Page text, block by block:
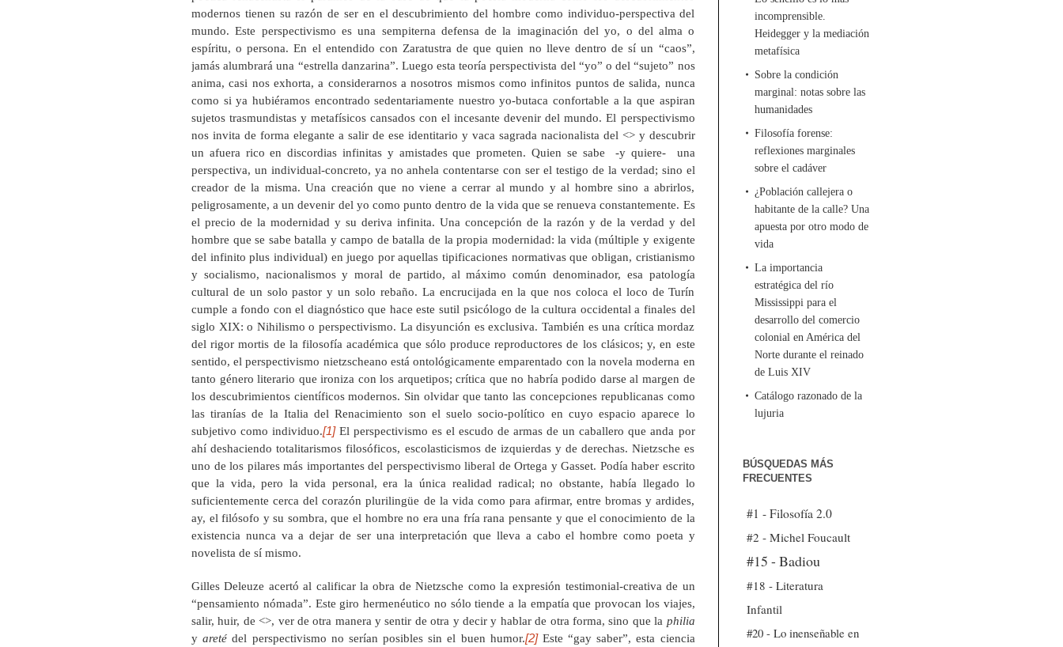
modernos tienen su razón de ser en el descubrimiento del hombre como individuo-perspectiva del
mundo. Este perspectivismo es una sempiterna defensa de la imaginación del yo, o del alma o
espíritu, o persona. En el entendido con Zaratustra de que quien no lleve dentro de sí un “caos”,
jamás alumbrará una “estrella danzarina”. Luego esta teoría perspectivista del “yo” o del “sujeto” nos
anima, casi nos exhorta, a considerarnos a nosotros mismos como infinitos puntos de salida, nunca
como si ya hubiéramos encontrado sedentariamente nuestro yo-butaca confortable a la que aspiran
sujetos trasmundistas y metafísicos cansados con el incesante devenir del mundo. El perspectivismo
nos invita de forma elegante a salir de ese identitario y vaca sagrada nacionalista del <> y descubrir
un afuera rico en discordias infinitas y amistades que prometen. Quien se sabe -y quiere- una
perspectiva, un individual-concreto, ya no anhela contentarse con ser el testigo de la verdad; sino el
creador de la misma. Una creación que no viene a cerrar al mundo y al hombre sino a abrirlos,
peligrosamente, a un devenir del yo como punto dentro de la vida que se renueva constantemente. Es
el precio de la modernidad y su deriva infinita. Una concepción de la razón y de la verdad y del
hombre que se sabe batalla y campo de batalla de la propia modernidad: la vida (múltiple y exigente
del infinito plus individual) en juego por aquellas tipificaciones normativas que obligan, cristianismo
y socialismo, nacionalismos y moral de partido, al máximo común denominador, esa patología
cultural de un solo pastor y un solo rebaño. La encrucijada en la que nos coloca el loco de Turín
cumple a fondo con el diagnóstico que hace este sutil psicólogo de la cultura occidental a finales del
siglo XIX: o Nihilismo o perspectivismo. La disyunción es exclusiva. También es una crítica mordaz
del rigor mortis de la filosofía académica que sólo produce reproductores de los clásicos; y, en este
sentido, el perspectivismo nietzscheano está ontológicamente emparentado con la novela moderna en
tanto género literario que ironiza con los arquetipos; crítica que no habría podido darse al margen de
los descubrimientos científicos modernos. Sin olvidar que tanto las concepciones republicanas como
las tiranías de la Italia del Renacimiento son el suelo socio-político en cuyo espacio aparece lo
subjetivo como individuo.[1]El perspectivismo es el escudo de armas de un caballero que anda por
ahí deshaciendo totalitarismos filosóficos, escolasticismos de izquierdas y de derechas. Nietzsche es
uno de los pilares más importantes del perspectivismo liberal de Ortega y Gasset. Podía haber escrito
que la vida, pero la vida personal, era la única realidad radical; no obstante, había llegado lo
suficientemente cerca del corazón plurilingüe de la vida como para afirmar, entre bromas y ardides,
ay, el filósofo y su sombra, que el hombre no era una fría rana pensante y que el conocimiento de la
existencia nunca va a dejar de ser una interpretación que lleva a cabo el hombre como poeta y
novelista de sí mismo.
Gilles Deleuze acertó al calificar la obra de Nietzsche como la expresión testimonial-creativa de un
“pensamiento nómada”. Este giro hermenéutico no sólo tiende a la empatía que provocan los viajes,
salir, huir, de <>, ver de otra manera y sentir de otra y decir y hablar de otra forma, sino que la philia
yaretédel perspectivismo no serían posibles sin el buen humor.[2]Este “gay saber”, esta ciencia
incomprensible.
Heidegger y la mediación
metafísica
Sobre la condición
marginal: notas sobre las
humanidades
Filosofía forense:
reflexiones marginales
sobre el cadáver
¿Población callejera o
habitante de la calle? Una
apuesta por otro modo de
vida
La importancia
estratégica del río
Mississippi para el
desarrollo del comercio
colonial en América del
Norte durante el reinado
de Luis XIV
Catálogo razonado de la
lujuria
BÚSQUEDAS MÁS
FRECUENTES
#1 - Filosofía 2.0
#2 - Michel Foucault
#15 - Badiou
#18 - Literatura
Infantil
#20 - Lo inenseñable en